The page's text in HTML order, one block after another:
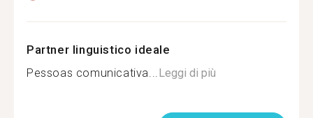
Partner linguistico ideale
Pessoas comunicativa...Leggi di più